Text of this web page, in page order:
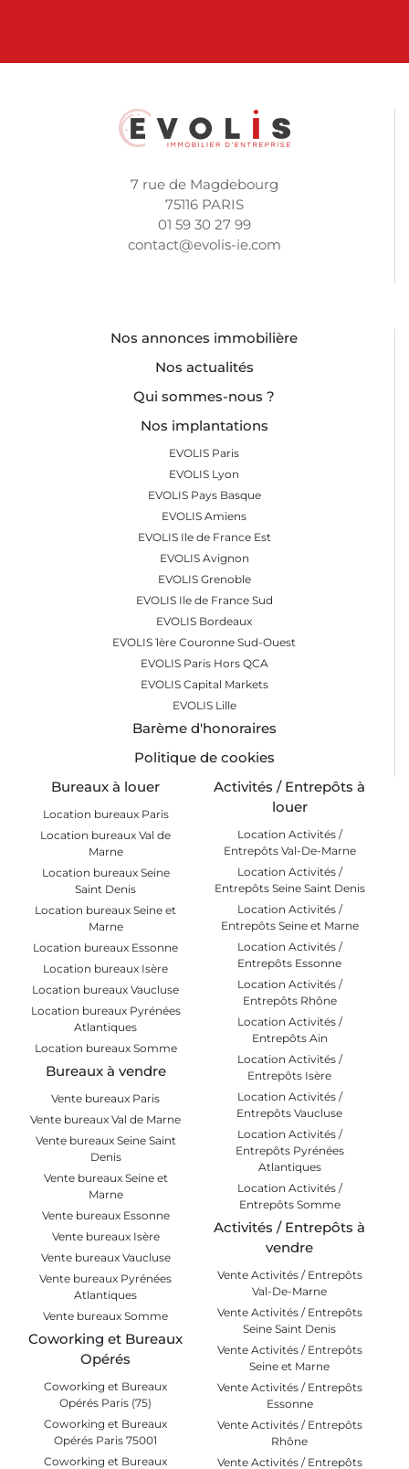
7 rue de Magdebourg
75116 PARIS
01 59 30 27 99
contact@evolis-ie.com
Nos annonces immobilière
Nos actualités
Qui sommes-nous ?
Nos implantations
EVOLIS Paris
EVOLIS Lyon
EVOLIS Pays Basque
EVOLIS Amiens
EVOLIS Ile de France Est
EVOLIS Avignon
EVOLIS Grenoble
EVOLIS Ile de France Sud
EVOLIS Bordeaux
EVOLIS 1ère Couronne Sud-Ouest
EVOLIS Paris Hors QCA
EVOLIS Capital Markets
EVOLIS Lille
Barème d'honoraires
Politique de cookies
Bureaux à louer
Location bureaux Paris
Location bureaux Val de
Marne
Location bureaux Seine
Saint Denis
Location bureaux Seine et
Marne
Location bureaux Essonne
Location bureaux Isère
Location bureaux Vaucluse
Location bureaux Pyrénées
Atlantiques
Location bureaux Somme
Bureaux à vendre
Vente bureaux Paris
Vente bureaux Val de Marne
Vente bureaux Seine Saint
Denis
Vente bureaux Seine et
Marne
Vente bureaux Essonne
Vente bureaux Isère
Vente bureaux Vaucluse
Vente bureaux Pyrénées
Atlantiques
Vente bureaux Somme
Coworking et Bureaux
Opérés
Coworking et Bureaux
Opérés Paris (75)
Coworking et Bureaux
Opérés Paris 75001
Coworking et Bureaux
Activités / Entrepôts à
louer
Location Activités /
Entrepôts Val-De-Marne
Location Activités /
Entrepôts Seine Saint Denis
Location Activités /
Entrepôts Seine et Marne
Location Activités /
Entrepôts Essonne
Location Activités /
Entrepôts Rhône
Location Activités /
Entrepôts Ain
Location Activités /
Entrepôts Isère
Location Activités /
Entrepôts Vaucluse
Location Activités /
Entrepôts Pyrénées
Atlantiques
Location Activités /
Entrepôts Somme
Activités / Entrepôts à
vendre
Vente Activités / Entrepôts
Val-De-Marne
Vente Activités / Entrepôts
Seine Saint Denis
Vente Activités / Entrepôts
Seine et Marne
Vente Activités / Entrepôts
Essonne
Vente Activités / Entrepôts
Rhône
Vente Activités / Entrepôts